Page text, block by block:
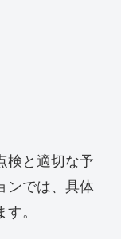
検と適切な予
ンでは、具体
。